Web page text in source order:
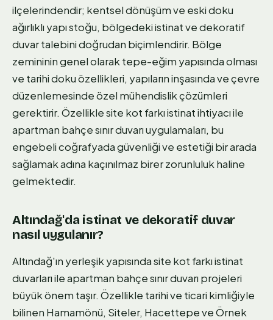
ilçelerindendir; kentsel dönüşüm ve eski doku
ağırlıklı yapı stoğu, bölgedeki istinat ve dekoratif
duvar talebini doğrudan biçimlendirir. Bölge
zemininin genel olarak tepe-eğim yapısında olması
ve tarihi doku özellikleri, yapıların inşasında ve çevre
düzenlemesinde özel mühendislik çözümleri
gerektirir. Özellikle site kot farkı istinat ihtiyacı ile
apartman bahçe sınır duvarı uygulamaları, bu
engebeli coğrafyada güvenliği ve estetiği bir arada
sağlamak adına kaçınılmaz birer zorunluluk haline
gelmektedir.
Altındağ'da istinat ve dekoratif duvar
nasıl uygulanır?
Altındağ'ın yerleşik yapısında site kot farkı istinat
duvarları ile apartman bahçe sınır duvarı projeleri
büyük önem taşır. Özellikle tarihi ve ticari kimliğiyle
bilinen Hamamönü, Siteler, Hacettepe ve Örnek